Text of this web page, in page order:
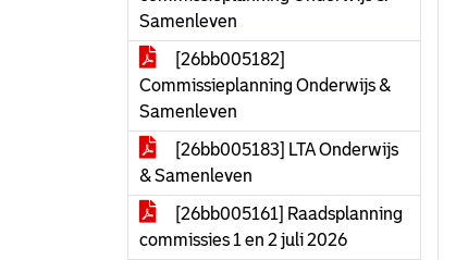
Samenleven
[26bb005182]
Commissieplanning Onderwijs &
Samenleven
[26bb005183] LTA Onderwijs
& Samenleven
[26bb005161] Raadsplanning
commissies 1 en 2 juli 2026